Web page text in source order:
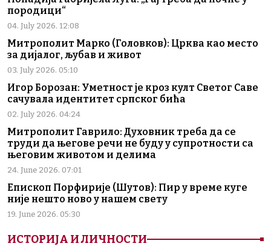
породици“
04. July 2026. 12:08
Митрополит Марко (Головков): Црква као место
за дијалог, љубав и живот
03. July 2026. 05:10
Игор Борозан: Уметност је кроз култ Светог Саве
сачувала идентитет српског бића
02. July 2026. 04:24
Митрополит Гаврило: Духовник треба да се
труди да његове речи не буду у супротности са
његовим животом и делима
24. June 2026. 07:01
Епископ Порфирије (Шутов): Пир у време куге
није нешто ново у нашем свету
19. June 2026. 05:30
ИСТОРИЈА И ЛИЧНОСТИ